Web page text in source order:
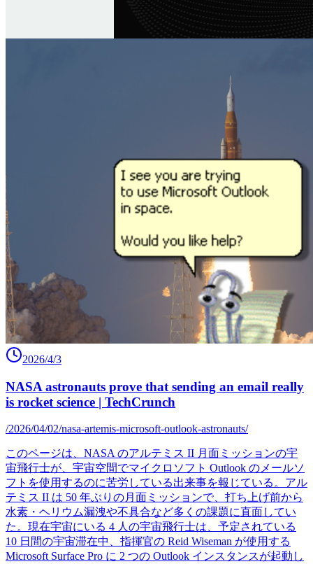
2026/4/3
NASA astronauts prove that sending an email really
is rocket science | TechCrunch
/2026/04/02/nasa-artemis-microsoft-outlook-astronauts/
このページは、NASA のアルテミス II 月面ミッションの宇
宙飛行士が、宇宙空間でマイクロソフト Outlook のメールソ
フトを使用するのに苦労している出来事を報じている。アル
テミス II は 50 年ぶりの月面ミッションで、打ち上げ前から
水素・ヘリウム漏洩や不具合など多くの課題に直面してい
た。現在宇宙にいる 4 人の宇宙飛行士は、予定されている
10 日間の宇宙滞在中、指揮官の Reid Wiseman が使用する
Microsoft Surface Pro に 2 つの Outlook インスタンスが起動し